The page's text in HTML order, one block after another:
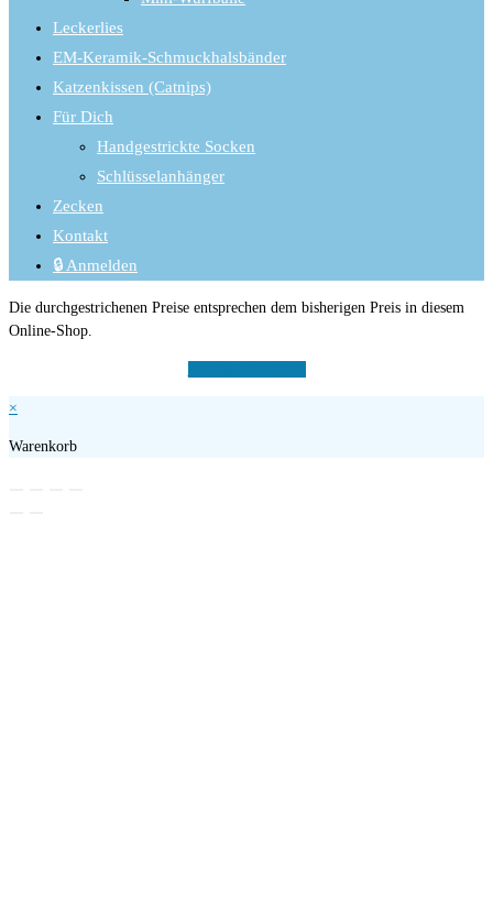
Leckerlies
EM-Keramik-Schmuckhalsbänder
Katzenkissen (Catnips)
Für Dich
Handgestrickte Socken
Schlüsselanhänger
Zecken
Kontakt
🔒 Anmelden
Die durchgestrichenen Preise entsprechen dem bisherigen Preis in diesem
Online-Shop.
×
Warenkorb